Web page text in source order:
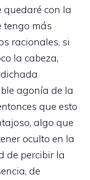
quedaré con la
tengo más
racionales, si
la cabeza,
agonía de la
que esto
algo que
oculto en la
de percibir la
de